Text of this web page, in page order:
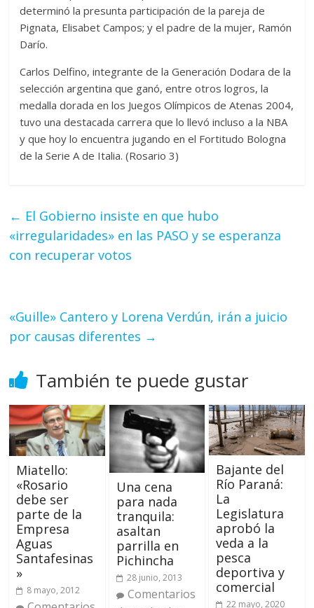
determinó la presunta participación de la pareja de
Pignata, Elisabet Campos; y el padre de la mujer, Ramón
Darío.
Carlos Delfino, integrante de la Generación Dodara de la
selección argentina que ganó, entre otros logros, la
medalla dorada en los Juegos Olímpicos de Atenas 2004,
tuvo una destacada carrera que lo llevó incluso a la NBA
y que hoy lo encuentra jugando en el Fortitudo Bologna
de la Serie A de Italia. (Rosario 3)
← El Gobierno insiste en que hubo
«irregularidades» en las PASO y se esperanza
con recuperar votos
«Guille» Cantero y Lorena Verdún, irán a juicio
por causas diferentes →
También te puede gustar
Miatello:
«Rosario
debe ser
parte de la
Empresa
Aguas
Santafesinas
»
8 mayo, 2012
Una cena
para nada
tranquila:
asaltan
parrilla en
Pichincha
28 junio, 2013
Comentarios
Bajante del
Río Paraná:
La
Legislatura
aprobó la
veda a la
pesca
deportiva y
comercial
22 mayo, 2020